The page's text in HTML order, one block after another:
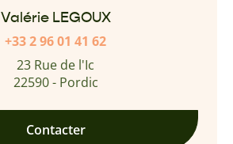
Valérie LEGOUX
+33 2 96 01 41 62
23 Rue de l'Ic
22590 - Pordic
Contacter